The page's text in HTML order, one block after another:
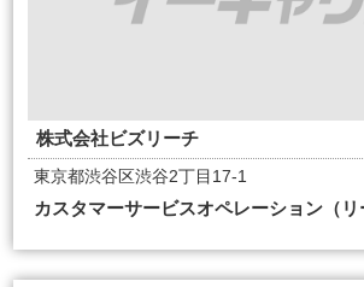
株式会社ビズリーチ
東京都渋谷区渋谷2丁目17-1
カスタマーサービスオペレーション（リ